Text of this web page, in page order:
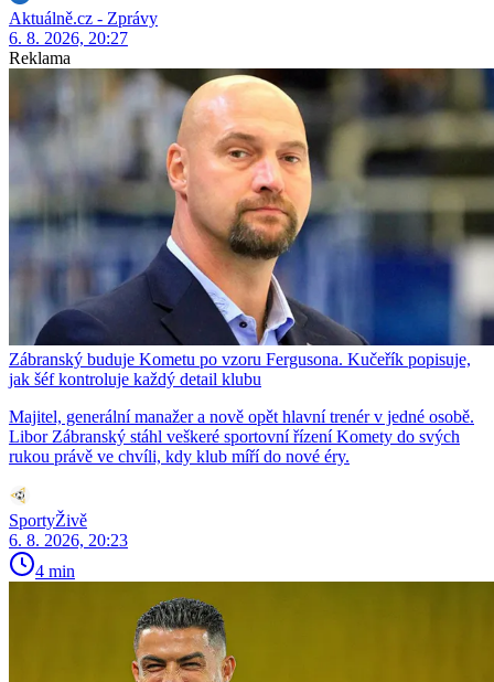
Aktuálně.cz - Zprávy
6. 8. 2026, 20:27
Reklama
Zábranský buduje Kometu po vzoru Fergusona. Kučeřík popisuje,
jak šéf kontroluje každý detail klubu
Majitel, generální manažer a nově opět hlavní trenér v jedné osobě.
Libor Zábranský stáhl veškeré sportovní řízení Komety do svých
rukou právě ve chvíli, kdy klub míří do nové éry.
SportyŽivě
6. 8. 2026, 20:23
4 min